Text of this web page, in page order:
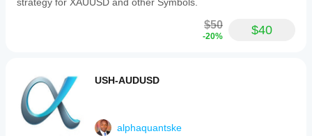
$50
-20% $40
USH-AUDUSD
alphaquantske